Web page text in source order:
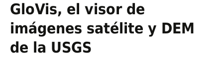
GloVis, el visor de
imágenes satélite y DEM
de la USGS